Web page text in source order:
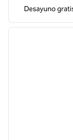
Desayuno
1 de 12